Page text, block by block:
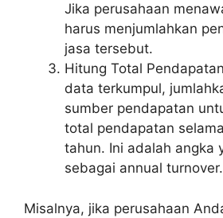
Jika perusahaan
harus menjumlahkan
jasa tersebut.
Hitung Total
data terkumpul,
sumber pendapatan
total pendapatan
tahun. Ini adalah angka
sebagai annual turnover.
Misalnya, jika perusahaan